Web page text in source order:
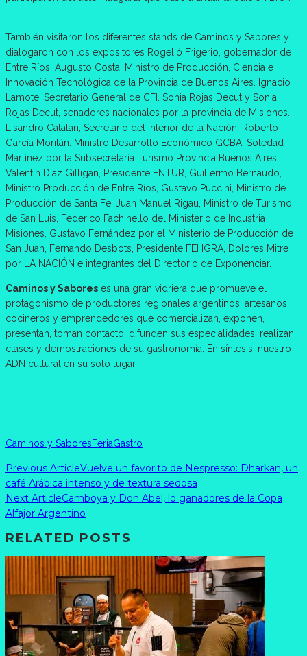
También visitaron los diferentes stands de Caminos y Sabores y
dialogaron con los expositores Rogelió Frigerio, gobernador de
Entre Ríos, Augusto Costa, Ministro de Producción, Ciencia e
Innovación Tecnológica de la Provincia de Buenos Aires. Ignacio
Lamote, Secretario General de CFI. Sonia Rojas Decut y Sonia
Rojas Decut, senadores nacionales por la provincia de Misiones.
Lisandro Catalán, Secretario del Interior de la Nación, Roberto
García Moritán. Ministro Desarrollo Económico GCBA, Soledad
Martínez por la Subsecretaría Turismo Provincia Buenos Aires,
Valentín Díaz Gilligan, Presidente ENTUR, Guillermo Bernaudo,
Ministro Producción de Entre Ríos, Gustavo Puccini, Ministro de
Producción de Santa Fe, Juan Manuel Rigau, Ministro de Turismo
de San Luis, Federico Fachinello del Ministerio de Industria
Misiones, Gustavo Fernández por el Ministerio de Producción de
San Juan, Fernando Desbots, Presidente FEHGRA, Dolores Mitre
por LA NACIÓN e integrantes del Directorio de Exponenciar.
Caminos y Sabores es una gran vidriera que promueve el
protagonismo de productores regionales argentinos, artesanos,
cocineros y emprendedores que comercializan, exponen,
presentan, toman contacto, difunden sus especialidades, realizan
clases y demostraciones de su gastronomía. En síntesis, nuestro
ADN cultural en su solo lugar.
Caminos y SaboresFeriaGastro
Previous ArticleVuelve un favorito de Nespresso: Dharkan, un
café Arábica intenso y de textura sedosa
Next ArticleCamboya y Don Abel, lo ganadores de la Copa
Alfajor Argentino
RELATED POSTS